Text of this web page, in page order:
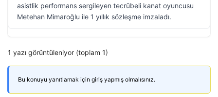
asistlik performans sergileyen tecrübeli kanat oyuncusu
Metehan Mimaroğlu ile 1 yıllık sözleşme imzaladı.
1 yazı görüntüleniyor (toplam 1)
Bu konuyu yanıtlamak için giriş yapmış olmalısınız.